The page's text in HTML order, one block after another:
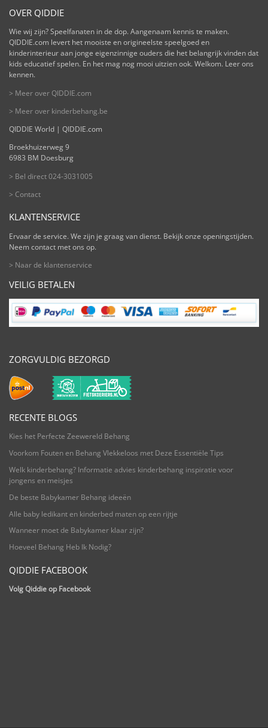
OVER QIDDIE
Wie wij zijn? Speelfanaten in de dop. Aangenaam kennis te maken.
QIDDIE.com levert het mooiste en origineelste speelgoed en
kinderinterieur aan jonge eigenzinnige ouders die het belangrijk vinden dat
kids educatief spelen. En het mag nog mooi uitzien ook. Welkom. Leer ons
kennen.
> Meer over QIDDIE.com
> Meer over kinderbehang.be
QIDDIE World | QIDDIE.com
Broekhuizerweg 9
6983 BM Doesburg
> Bel direct 024-3031005
> Contact
KLANTENSERVICE
Ervaar de service. We zijn je graag van dienst. Bekijk onze openingstijden.
Neem contact met ons op.
> Naar de klantenservice
VEILIG BETALEN
ZORGVULDIG BEZORGD
RECENTE BLOGS
Kies het Perfecte Zeewereld Behang
Voorkom Fouten en Behang Vlekkeloos met Deze Essentiële Tips
Welk kinderbehang? Informatie advies kinderbehang inspiratie voor
jongens en meisjes
De beste Babykamer Behang ideeën
Alle baby ledikant en kinderbed maten op een rijtje
Wanneer moet de Babykamer klaar zijn?
Hoeveel Behang Heb Ik Nodig?
QIDDIE FACEBOOK
Volg Qiddie op Facebook